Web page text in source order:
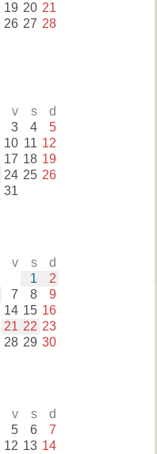
19 20 21
26 27 28
v s d
3 4 5
10 11 12
17 18 19
24 25 26
31
v s d
1 2
7 8 9
14 15 16
21 22 23
28 29 30
v s d
5 6 7
12 13 14